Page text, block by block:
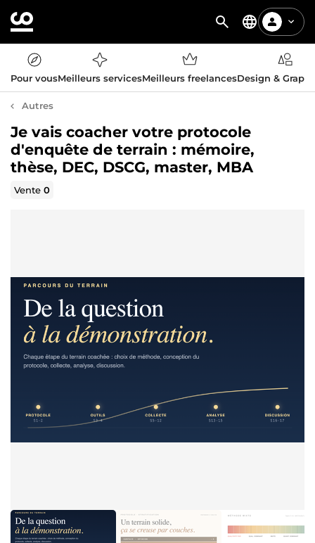
Pour vousMeilleurs servicesMeilleurs freelancesDesign &
Autres
Je vais coacher votre protocole
d'enquête de terrain : mémoire,
thèse, DEC, DSCG, master, MBA
Vente0